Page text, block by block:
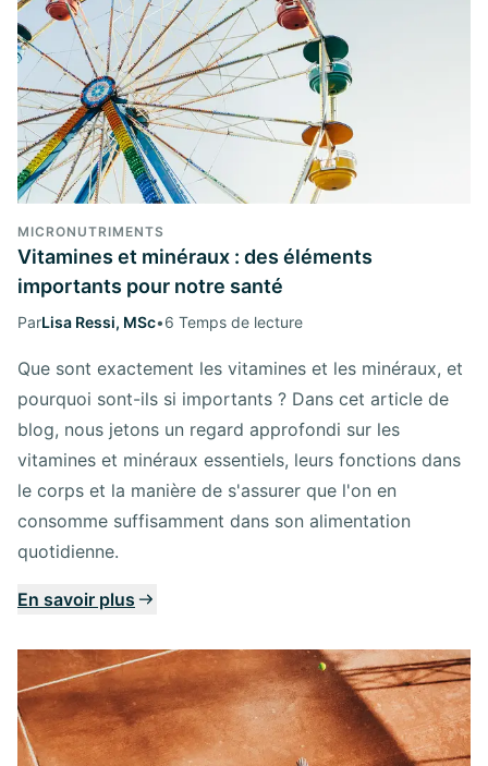
MICRONUTRIMENTS
Vitamines et minéraux : des éléments
importants pour notre santé
ParLisa Ressi, MSc•6 Temps de lecture
Que sont exactement les vitamines et les minéraux, et
pourquoi sont-ils si importants ? Dans cet article de
blog, nous jetons un regard approfondi sur les
vitamines et minéraux essentiels, leurs fonctions dans
le corps et la manière de s'assurer que l'on en
consomme suffisamment dans son alimentation
quotidienne.
En savoir plus